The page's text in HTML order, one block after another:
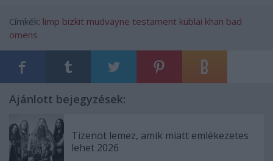
Címkék: limp bizkit mudvayne testament kublai khan bad
omens
Ajánlott bejegyzések:
Tizenöt lemez, amik miatt emlékezetes
lehet 2026